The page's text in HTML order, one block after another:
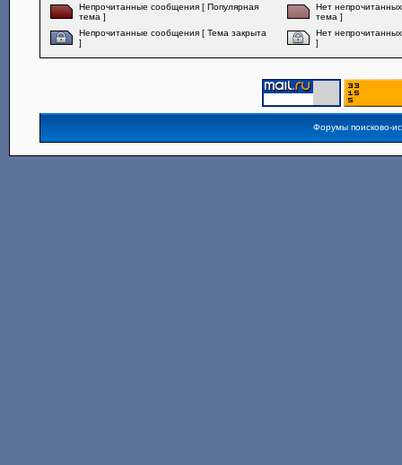
Непрочитанные сообщения [ Популярная
тема ]
Нет
тема ]
Непрочитанные сообщения [ Тема закрыта
]
Нет
]
Форумы поисково-